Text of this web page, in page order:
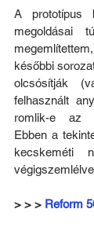
A prototípus
megoldásai
későbbi
olcsósítják
felhasznált
romlik-e az
Ebben a
kecskeméti
> > > Reform